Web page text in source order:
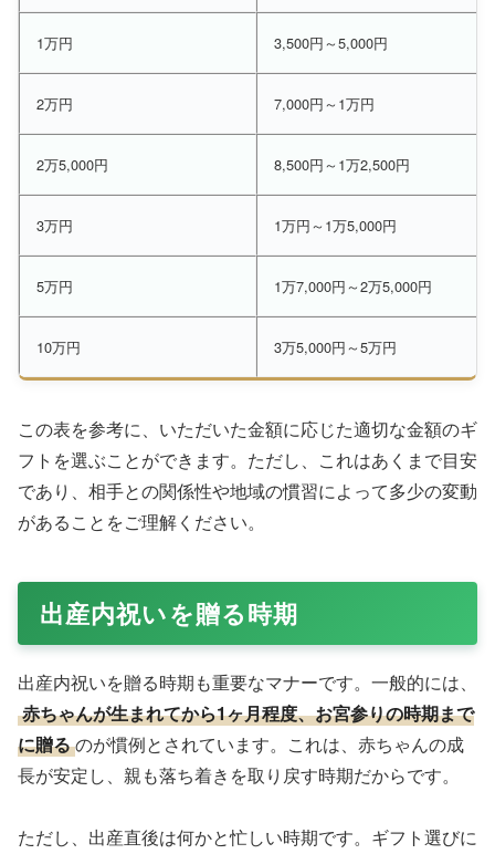
1万円 3,500円～5,000円
2万円 7,000円～1万円
2万5,000円 8,500円～1万2,500円
3万円 1万円～1万5,000円
5万円 1万7,000円～2万5,000円
10万円 3万5,000円～5万円
この表を参考に、いただいた金額に応じた適切な金額のギ
フトを選ぶことができます。ただし、これはあくまで目安
であり、相手との関係性や地域の慣習によって多少の変動
があることをご理解ください。
出産内祝いを贈る時期
出産内祝いを贈る時期も重要なマナーです。一般的には、
赤ちゃんが生まれてから1ヶ月程度、お宮参りの時期まで
に贈るのが慣例とされています。これは、赤ちゃんの成
長が安定し、親も落ち着きを取り戻す時期だからです。
ただし、出産直後は何かと忙しい時期です。ギフト選びに